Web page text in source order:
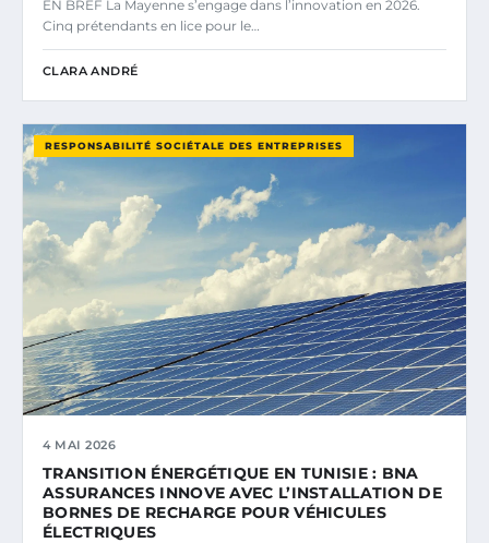
EN BREF La Mayenne s’engage dans l’innovation en 2026.
Cinq prétendants en lice pour le…
CLARA ANDRÉ
RESPONSABILITÉ SOCIÉTALE DES ENTREPRISES
4 MAI 2026
TRANSITION ÉNERGÉTIQUE EN TUNISIE : BNA
ASSURANCES INNOVE AVEC L’INSTALLATION DE
BORNES DE RECHARGE POUR VÉHICULES
ÉLECTRIQUES